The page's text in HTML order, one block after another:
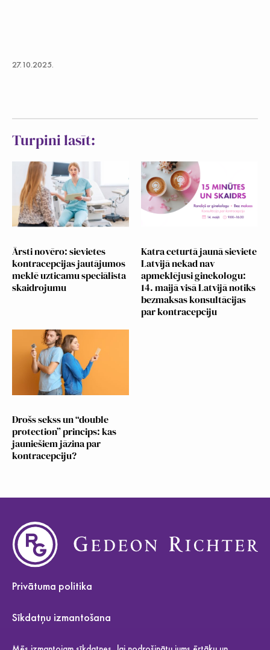
27.10.2025.
Turpini lasīt:
Ārsti novēro: sievietes
kontracepcijas jautājumos
meklē uzticamu speciālista
skaidrojumu
Katra ceturtā jaunā sieviete
Latvijā nekad nav
apmeklējusi ginekologu:
14. maijā visā Latvijā notiks
bezmaksas konsultācijas
par kontracepciju
Drošs sekss un “double
protection” princips: kas
jauniešiem jāzina par
kontracepciju?
Privātuma politika
Sīkdatņu izmantošana